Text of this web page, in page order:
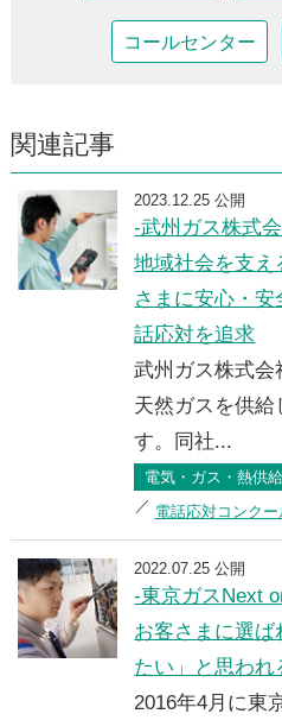
コールセンター
関連記事
2023.12.25 公開
-武州ガス株式
地域社会を支え
さまに安心・
話応対を追求
武州ガス株式会
天然ガスを供
す。同社...
電気・ガス・熱供
電話応対コンクー
2022.07.25 公開
-東京ガスNext
お客さまに選ば
たい」と思われ
2016年4月に東